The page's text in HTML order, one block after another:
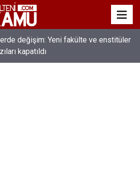
değişim: Yeni fakülte ve enstitüler
kapatıldı
düzey değişim: Genel müdürler değişti,
atandı